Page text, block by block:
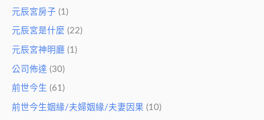
元辰宮房子 (1)
元辰宮是什麼 (22)
元辰宮神明廳 (1)
公司佈達 (30)
前世今生 (61)
前世今生姻緣/夫婦姻緣/夫妻因果 (10)